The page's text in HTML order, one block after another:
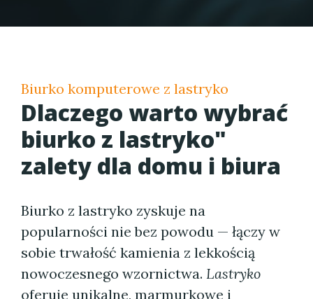
Biurko komputerowe z lastryko
Dlaczego warto wybrać
biurko z lastryko"
zalety dla domu i biura
Biurko z lastryko zyskuje na
popularności nie bez powodu — łączy w
sobie trwałość kamienia z lekkością
nowoczesnego wzornictwa. Lastryko
oferuje unikalne, marmurkowe i